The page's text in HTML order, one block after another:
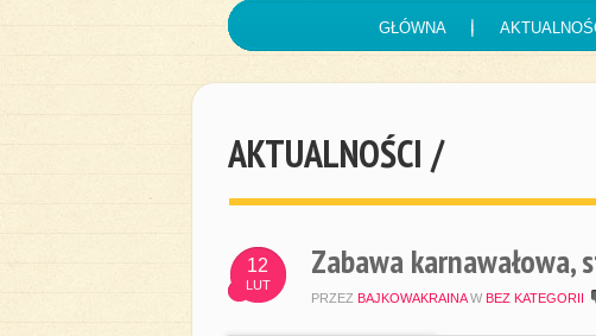
GŁÓWNA
AKTUALNOŚCI /
12
LUT
Zabawa karnawałowa,
PRZEZ BAJKOWAKRAINA W BEZ KATEGORII